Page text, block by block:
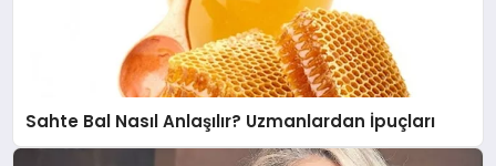
Sahte Bal Nasıl Anlaşılır? Uzmanlardan İpuçları